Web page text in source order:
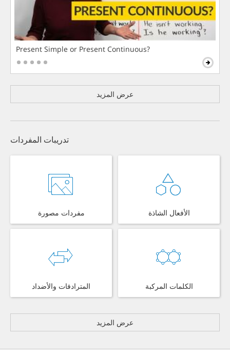
Present Simple or Present Continuous?
عرض المزيد
تدريبات المفردات
مفردات مصورة الأفعال الشاذة
المترادفات والأضداد الكلمات المركبة
عرض المزيد